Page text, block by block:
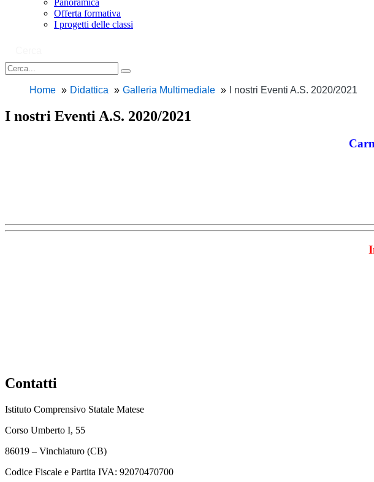
Offerta formativa
I progetti delle classi
Home Didattica Galleria Multimediale I nostri Eventi A.S. 2020/2021
I nostri Eventi A.S. 2020/2021
Contatti
Istituto Comprensivo Statale Matese
Corso Umberto I, 55
86019 – Vinchiaturo (CB)
Codice Fiscale e Partita IVA: 92070470700